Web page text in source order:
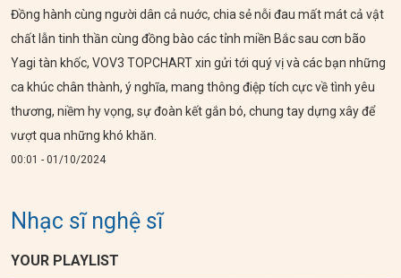
Đồng hành cùng người dân cả nuớc, chia sẻ nỗi đau mất mát cả vật
chất lẫn tinh thần cùng đồng bào các tỉnh miền Bắc sau cơn bão
Yagi tàn khốc, VOV3 TOPCHART xin gửi tới quý vị và các bạn những
ca khúc chân thành, ý nghĩa, mang thông điệp tích cực về tình yêu
thương, niềm hy vọng, sự đoàn kết gắn bó, chung tay dựng xây để
vượt qua những khó khăn.
00:01 - 01/10/2024
Nhạc sĩ nghệ sĩ
YOUR PLAYLIST